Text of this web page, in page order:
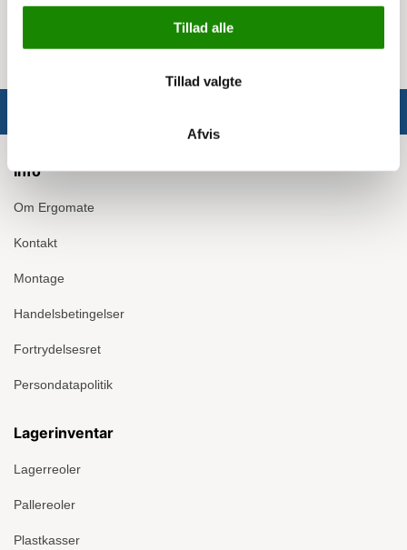
Tillad alle
Tillad valgte
Afvis
Sænkning med drejehåndtag
Info
Om Ergomate
Kontakt
Montage
Handelsbetingelser
Fortrydelsesret
Persondatapolitik
Lagerinventar
Lagerreoler
Pallereoler
Plastkasser